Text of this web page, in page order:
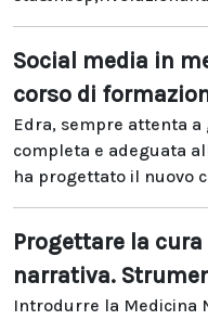
Social media in
corso di
Edra, sempre attenta
completa e adeguata
ha progettato il nuovo
Progettare la
narrativa.
Introdurre la Medicina